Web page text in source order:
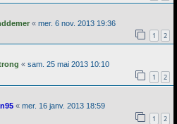
« mer. 6 nov. 2013 19:36
1 2
« sam. 25 mai 2013 10:10
1 2
« mer. 16 janv. 2013 18:59
1 2